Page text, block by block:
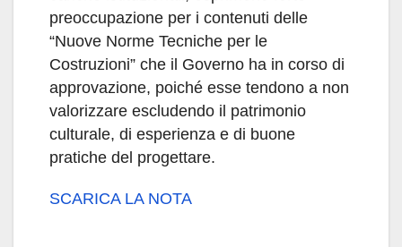
preoccupazione per i contenuti delle
“Nuove Norme Tecniche per le
Costruzioni” che il Governo ha in corso di
approvazione, poiché esse tendono a non
valorizzare escludendo il patrimonio
culturale, di esperienza e di buone
pratiche del progettare.
SCARICA LA NOTA